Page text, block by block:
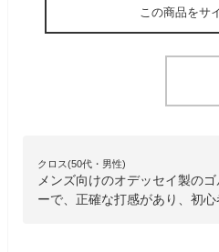
この商品をサ
クロス(50代・男性)
メンズ向けのオデッセイ製の
ーで、正確な打感があり、初心